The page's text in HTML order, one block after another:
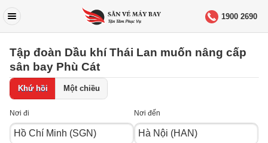
1900 2690
Tập đoàn Dầu khí Thái Lan muốn nâng cấp
sân bay Phù Cát
Khứ hồi Một chiều
Nơi đi Nơi đến